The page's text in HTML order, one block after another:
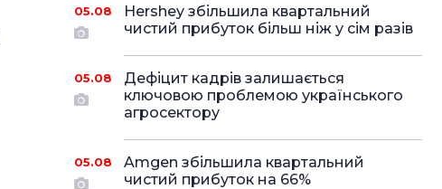
05.08
Hershey збільшила квартальний
чистий прибуток більш ніж у сім разів
05.08
Дефіцит кадрів залишається
ключовою проблемою українського
агросектору
05.08
Amgen збільшила квартальний
чистий прибуток на 66%